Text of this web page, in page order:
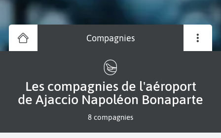
Compagnies
Les compagnies de l'aéroport
de Ajaccio Napoléon Bonaparte
8 compagnies